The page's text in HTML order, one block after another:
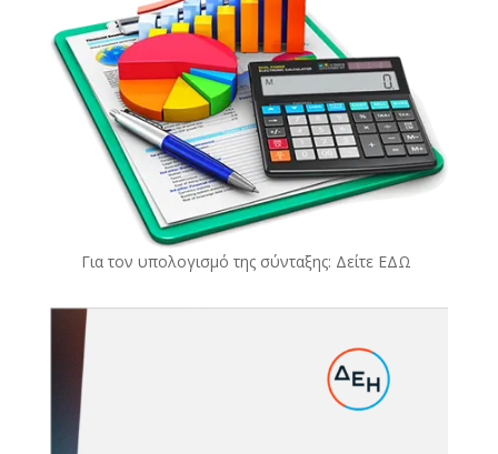
Για τον υπολογισμό της σύνταξης: Δείτε ΕΔΩ